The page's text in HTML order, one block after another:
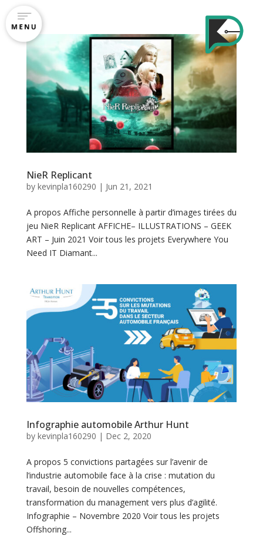
A
c
c
u
e
i
l
C
o
m
é
t
e
n
c
e
s
P
o
NieR Replicant
by kevinpla160290 | Jun 21, 2021
A propos Affiche personnelle à partir d’images tirées du
jeu NieR Replicant AFFICHE– ILLUSTRATIONS – GEEK
ART – Juin 2021 Voir tous les projets Everywhere You
Need IT Diamant...
Infographie automobile Arthur Hunt
by kevinpla160290 | Dec 2, 2020
A propos 5 convictions partagées sur l’avenir de
l’industrie automobile face à la crise : mutation du
travail, besoin de nouvelles compétences,
transformation du management vers plus d’agilité.
Infographie – Novembre 2020 Voir tous les projets
Offshoring...